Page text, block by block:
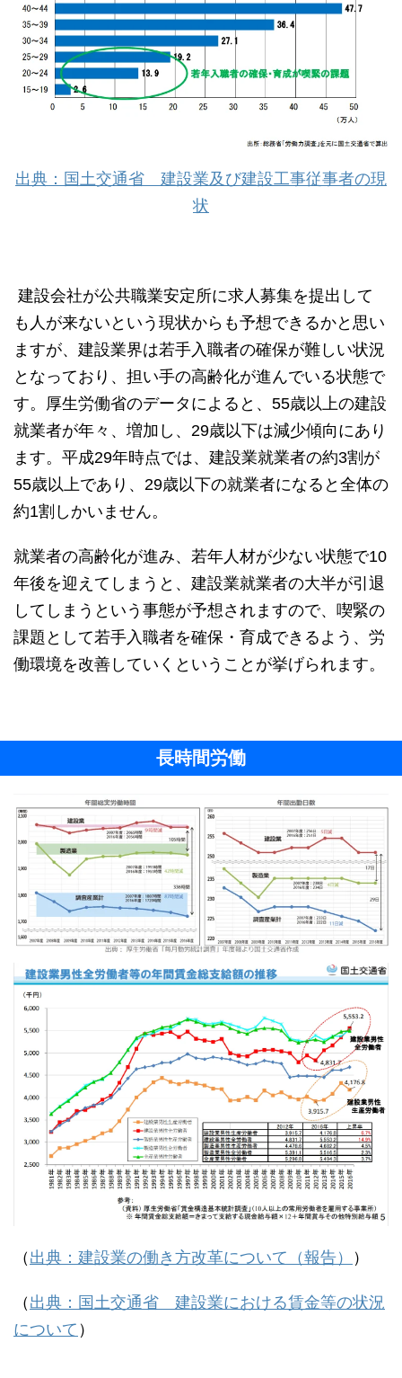
出典：国土交通省 建設業及び建設工事従事者の現
状
建設会社が公共職業安定所に求人募集を提出して
も人が来ないという現状からも予想できるかと思い
ますが、建設業界は若手入職者の確保が難しい状況
となっており、担い手の高齢化が進んでいる状態で
す。厚生労働省のデータによると、55歳以上の建設
就業者が年々、増加し、29歳以下は減少傾向にあり
ます。平成29年時点では、建設業就業者の約3割が
55歳以上であり、29歳以下の就業者になると全体の
約1割しかいません。
就業者の高齢化が進み、若年人材が少ない状態で10
年後を迎えてしまうと、建設業就業者の大半が引退
してしまうという事態が予想されますので、喫緊の
課題として若手入職者を確保・育成できるよう、労
働環境を改善していくということが挙げられます。
長時間労働
（ 出典：建設業の働き方改革について（報告） ）
（ 出典：国土交通省 建設業における賃金等の状況
について ）